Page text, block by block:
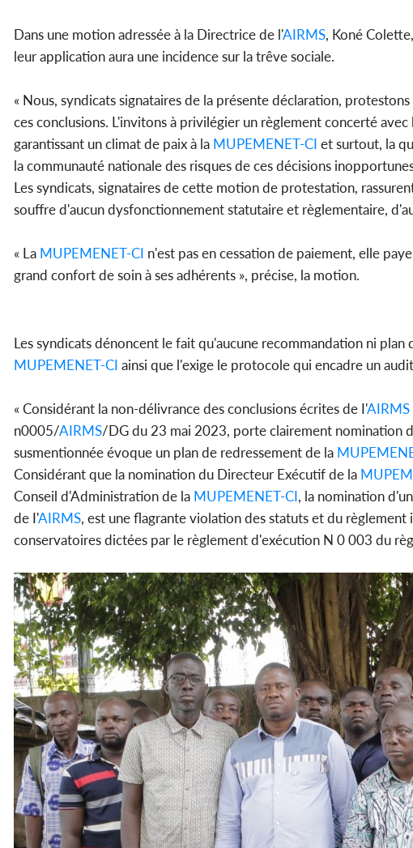
Dans une motion adressée à la Directrice de l'AIRMS, Koné
leur application aura une incidence sur la trêve sociale.
« Nous, syndicats signataires de la présente déclaration,
ces conclusions. L'invitons à privilégier un règlement concerté
garantissant un climat de paix à la MUPEMENET-CI et surtout, la
la communauté nationale des risques de ces décisions
Les syndicats, signataires de cette motion de protestation,
souffre d'aucun dysfonctionnement statutaire et règlementaire,
« La MUPEMENET-CI n'est pas en cessation de paiement, elle
grand confort de soin à ses adhérents », précise, la motion.
Les syndicats dénoncent le fait qu'aucune recommandation ni
MUPEMENET-CI ainsi que l'exige le protocole qui encadre un
« Considérant la non-délivrance des conclusions écrites de I'AIRMS
n0005/AIRMS/DG du 23 mai 2023, porte clairement nomination
susmentionnée évoque un plan de redressement de la
Considérant que la nomination du Directeur Exécutif de la
Conseil d'Administration de la MUPEMENET-CI, la nomination
de I'AIRMS, est une flagrante violation des statuts et du règlement
conservatoires dictées par le règlement d'exécution N 0 003 du